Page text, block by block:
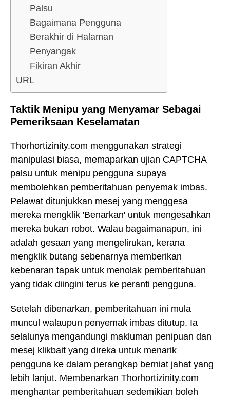
Palsu
Bagaimana Pengguna
Berakhir di Halaman
Penyangak
Fikiran Akhir
URL
Taktik Menipu yang Menyamar Sebagai
Pemeriksaan Keselamatan
Thorhortizinity.com menggunakan strategi
manipulasi biasa, memaparkan ujian CAPTCHA
palsu untuk menipu pengguna supaya
membolehkan pemberitahuan penyemak imbas.
Pelawat ditunjukkan mesej yang menggesa
mereka mengklik 'Benarkan' untuk mengesahkan
mereka bukan robot. Walau bagaimanapun, ini
adalah gesaan yang mengelirukan, kerana
mengklik butang sebenarnya memberikan
kebenaran tapak untuk menolak pemberitahuan
yang tidak diingini terus ke peranti pengguna.
Setelah dibenarkan, pemberitahuan ini mula
muncul walaupun penyemak imbas ditutup. Ia
selalunya mengandungi makluman penipuan dan
mesej klikbait yang direka untuk menarik
pengguna ke dalam perangkap berniat jahat yang
lebih lanjut. Membenarkan Thorhortizinity.com
menghantar pemberitahuan sedemikian boleh